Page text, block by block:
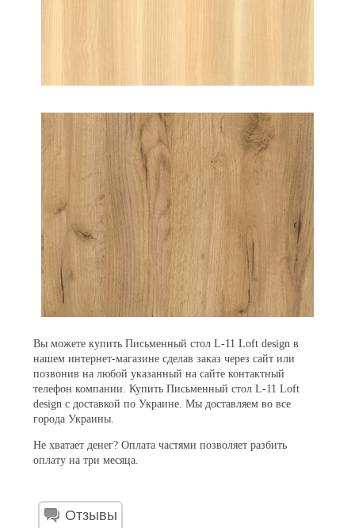
Вы можете купить Письменный стол L-11 Loft design в
нашем интернет-магазине сделав заказ через сайт или
позвонив на любой указанный на сайте контактный
телефон компании. Купить Письменный стол L-11 Loft
design с доставкой по Украине. Мы доставляем во все
города Украины.
Не хватает денег? Оплата частями позволяет разбить
оплату на три месяца.
Отзывы